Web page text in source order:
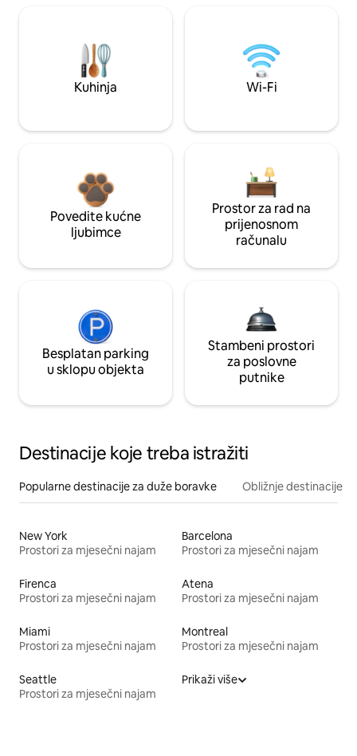
Kuhinja Wi-Fi
Povedite kućne
ljubimce
Prostor za rad na
prijenosnom
računalu
Besplatan parking
u sklopu objekta
Stambeni prostori
za poslovne
putnike
Destinacije koje treba istražiti
Popularne destinacije za duže boravke Obližnje destinacije
New York
Prostori za mjesečni najam
Barcelona
Prostori za mjesečni najam
Firenca
Prostori za mjesečni najam
Atena
Prostori za mjesečni najam
Miami
Prostori za mjesečni najam
Montreal
Prostori za mjesečni najam
Seattle
Prostori za mjesečni najam
Prikaži više